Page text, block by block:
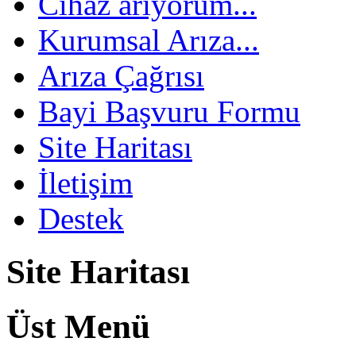
Kurumsal Arıza...
Arıza Çağrısı
Bayi Başvuru Formu
Site Haritası
İletişim
Destek
Site Haritası
Üst Menü